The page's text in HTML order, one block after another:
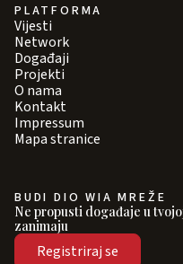
PLATFORMA
Vijesti
Network
Događaji
Projekti
O nama
Kontakt
Impressum
Mapa stranice
BUDI DIO WIA MREŽE
Ne propusti događaje u
zanimaju
Registriraj se